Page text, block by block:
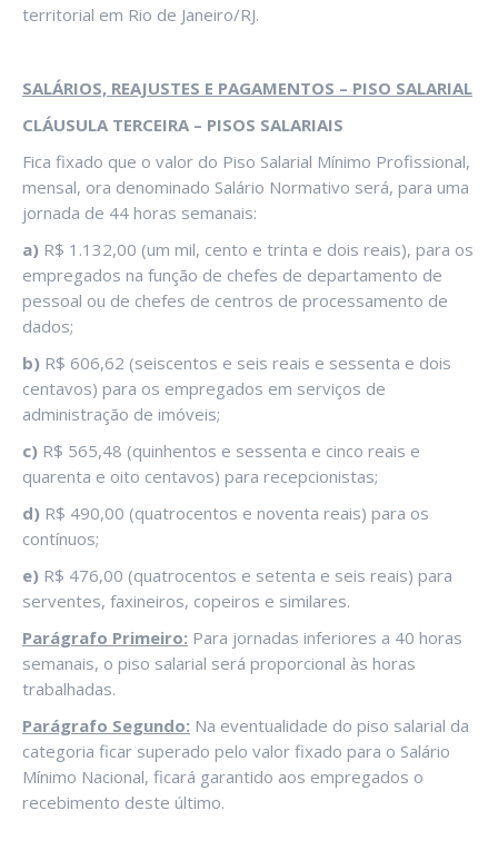
territorial em Rio de Janeiro/RJ.
SALÁRIOS, REAJUSTES E PAGAMENTOS – PISO SALARIAL
CLÁUSULA TERCEIRA – PISOS SALARIAIS
Fica fixado que o valor do Piso Salarial Mínimo Profissional,
mensal, ora denominado Salário Normativo será, para uma
jornada de 44 horas semanais:
a) R$ 1.132,00 (um mil, cento e trinta e dois reais), para os
empregados na função de chefes de departamento de
pessoal ou de chefes de centros de processamento de
dados;
b) R$ 606,62 (seiscentos e seis reais e sessenta e dois
centavos) para os empregados em serviços de
administração de imóveis;
c) R$ 565,48 (quinhentos e sessenta e cinco reais e
quarenta e oito centavos) para recepcionistas;
d) R$ 490,00 (quatrocentos e noventa reais) para os
contínuos;
e) R$ 476,00 (quatrocentos e setenta e seis reais) para
serventes, faxineiros, copeiros e similares.
Parágrafo Primeiro: Para jornadas inferiores a 40 horas
semanais, o piso salarial será proporcional às horas
trabalhadas.
Parágrafo Segundo: Na eventualidade do piso salarial da
categoria ficar superado pelo valor fixado para o Salário
Mínimo Nacional, ficará garantido aos empregados o
recebimento deste último.